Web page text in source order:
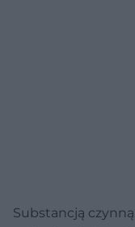
Substancją